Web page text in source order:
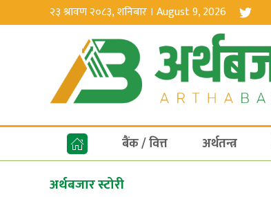
२३ श्रावण २०८३, शनिबार । August 9, 2026
बैंक / वित्त अर्थतन्त्र
अर्थबजार स्टोरी